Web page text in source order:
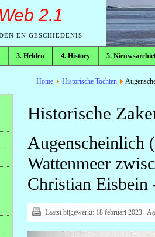
2.1
EN GESCHIEDENIS
3. Helden 4. History 5.
broodkruimelpad
Home Historische Tochten
Historische
Augenscheinlich
Wattenmeer
Christian Eisbein
Laatst bijgewerkt: 18 februari 2023